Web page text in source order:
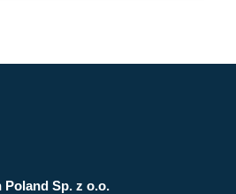
Sp. z o.o.